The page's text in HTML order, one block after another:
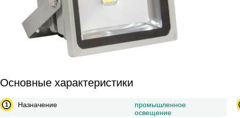
Основные характеристики
Назначение
промышленное
освещение